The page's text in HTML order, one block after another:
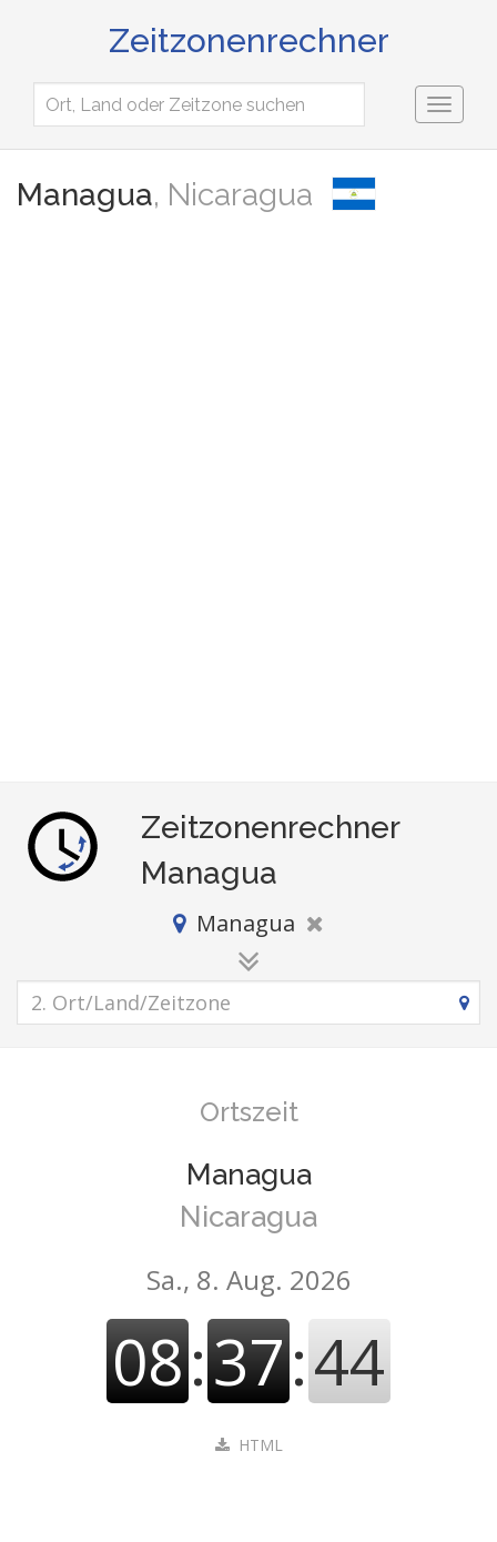
Zeitzonenrechner
Toggle
Managua, Nicaragua
Zeitzonenrechner
Managua
Managua
Ortszeit
Managua
Nicaragua
Sa., 8. Aug. 2026
08:37:45
HTML